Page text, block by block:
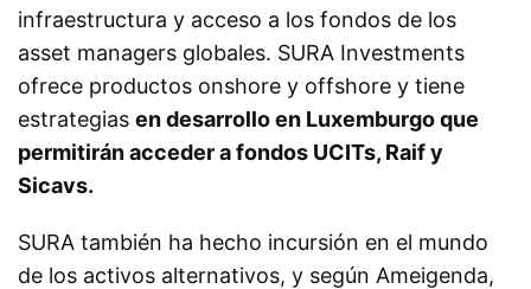
infraestructura y acceso a los fondos de los
asset managers globales. SURA Investments
ofrece productos onshore y offshore y tiene
estrategias en desarrollo en Luxemburgo que
permitirán acceder a fondos UCITs, Raif y
Sicavs.
SURA también ha hecho incursión en el mundo
de los activos alternativos, y según Ameigenda,